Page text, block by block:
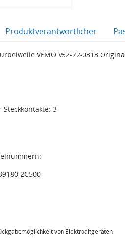
Produktverantwortlicher
VEMO V52-72-0313
Steckkontakte: 3
2C500
von Elektroaltgeräten